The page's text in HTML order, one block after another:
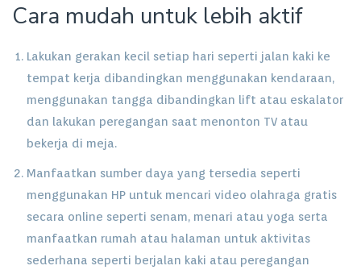
Cara mudah untuk lebih aktif
Lakukan gerakan kecil setiap hari seperti jalan kaki ke
tempat kerja dibandingkan menggunakan kendaraan,
menggunakan tangga dibandingkan lift atau eskalator
dan lakukan peregangan saat menonton TV atau
bekerja di meja.
Manfaatkan sumber daya yang tersedia seperti
menggunakan HP untuk mencari video olahraga gratis
secara online seperti senam, menari atau yoga serta
manfaatkan rumah atau halaman untuk aktivitas
sederhana seperti berjalan kaki atau peregangan